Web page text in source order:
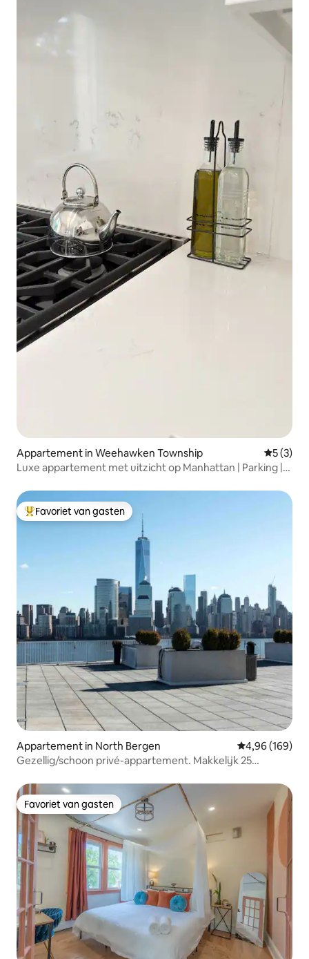
Appartement in Weehawken Township
5 (3)
Luxe appartement met uitzicht op Manhattan | Parking |
Topfavoriet van gasten
Favoriet van gasten
Appartement in North Bergen Gemiddelde
4,96 (169)
Gezellig/schoon privé-appartement. Makkelijk 25
Favoriet van gasten
Favoriet van gasten